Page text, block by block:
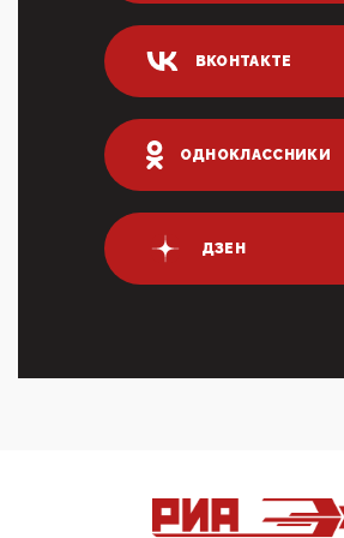
04:47, 10 Апреля 2026
ИНН для переводов по СБП это
логических двухЗаполнение ИНН
переводах по ...
03:35, 10 Апреля 2026
Суммарное вознаграждение
крупных банках по итогам 2025
03:01, 10 Апреля 2026
Террорист и убийца Буданов
что союзники просили Киев не
входМошенники активно
Госуслугах уме...
ВКОНТАКТЕ
ОДНОКЛАССНИКИ
ДЗЕН